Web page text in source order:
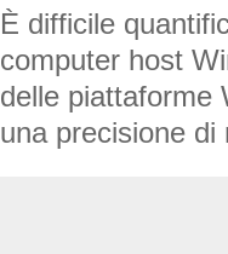
È difficile
computer host
delle piattaforme
una precisione